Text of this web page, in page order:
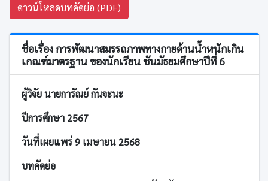
ดาวน์โหลดบทคัดย่อ (PDF)
ชื่อเรื่อง การพัฒนาสมรรถภาพทางกายด้านน้ำหนักเกิน
เกณฑ์มาตรฐาน ของนักเรียน ชันมัธยมศึกษาปีที่ 6
ผู้วิจัย นายการัณย์ กันจะนะ
ปีการศึกษา 2567
วันที่เผยแพร่ 9 เมษายน 2568
บทคัดย่อ